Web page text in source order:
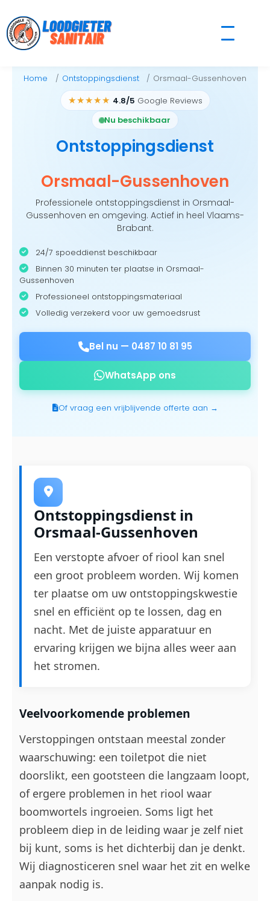
to
content
Home Ontstoppingsdienst Orsmaal-Gussenhoven
★★★★★ 4.8/5 Google Reviews
Nu beschikbaar
Ontstoppingsdienst
Orsmaal-Gussenhoven
Professionele ontstoppingsdienst in Orsmaal-
Gussenhoven en omgeving. Actief in heel Vlaams-
Brabant.
24/7 spoeddienst beschikbaar
Binnen 30 minuten ter plaatse in Orsmaal-
Gussenhoven
Professioneel ontstoppingsmateriaal
Volledig verzekerd voor uw gemoedsrust
Bel nu — 0487 10 81 95
WhatsApp ons
Of vraag een vrijblijvende offerte aan →
Ontstoppingsdienst in
Orsmaal-Gussenhoven
Een verstopte afvoer of riool kan snel
een groot probleem worden. Wij komen
ter plaatse om uw ontstoppingskwestie
snel en efficiënt op te lossen, dag en
nacht. Met de juiste apparatuur en
ervaring krijgen we bijna alles weer aan
het stromen.
Veelvoorkomende problemen
Verstoppingen ontstaan meestal zonder
waarschuwing: een toiletpot die niet
doorslikt, een gootsteen die langzaam loopt,
of ergere problemen in het riool waar
boomwortels ingroeien. Soms ligt het
probleem diep in de leiding waar je zelf niet
bij kunt, soms is het dichterbij dan je denkt.
Wij diagnosticeren snel waar het zit en welke
aanpak nodig is.